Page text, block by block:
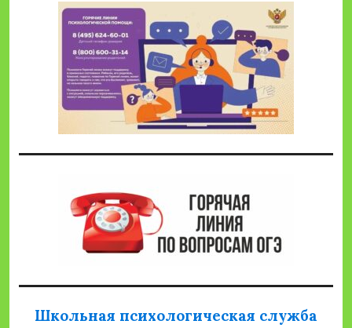
Школьная психологическая служба